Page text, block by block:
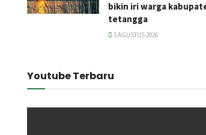
bikin iri warga
tetangga
5 AGUSTUS 2026
Youtube Terbaru